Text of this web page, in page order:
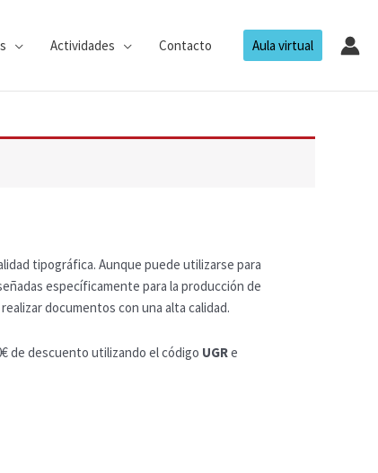
Actividades Contacto Aula virtual
tipográfica. Aunque puede utilizarse para
específicamente para la producción de
documentos con una alta calidad.
de descuento utilizando el código UGRe